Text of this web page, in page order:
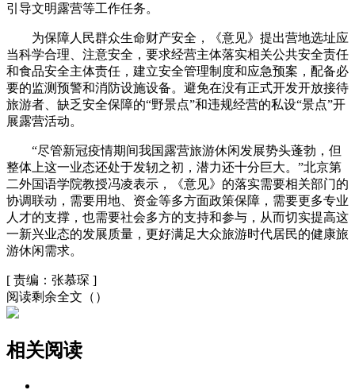
引导文明露营等工作任务。
为保障人民群众生命财产安全，《意见》提出营地选址应
当科学合理、注意安全，要求经营主体落实相关公共安全责任
和食品安全主体责任，建立安全管理制度和应急预案，配备必
要的监测预警和消防设施设备。避免在没有正式开发开放接待
旅游者、缺乏安全保障的“野景点”和违规经营的私设“景点”开
展露营活动。
“尽管新冠疫情期间我国露营旅游休闲发展势头蓬勃，但
整体上这一业态还处于发轫之初，潜力还十分巨大。”北京第
二外国语学院教授冯凌表示，《意见》的落实需要相关部门的
协调联动，需要用地、资金等多方面政策保障，需要更多专业
人才的支撑，也需要社会多方的支持和参与，从而切实提高这
一新兴业态的发展质量，更好满足大众旅游时代居民的健康旅
游休闲需求。
[ 责编：张慕琛 ]
阅读剩余全文（ ）
相关阅读